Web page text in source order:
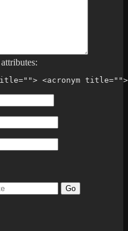
<acronym title="">
Go